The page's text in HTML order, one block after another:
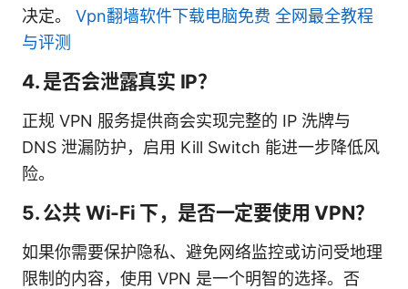
决定。 Vpn翻墙软件下载电脑免费 全网最全教程
与评测
4. 是否会泄露真实 IP？
正规 VPN 服务提供商会实现完整的 IP 洗牌与
DNS 泄漏防护，启用 Kill Switch 能进一步降低风
险。
5. 公共 Wi-Fi 下，是否一定要使用 VPN？
如果你需要保护隐私、避免网络监控或访问受地理
限制的内容，使用 VPN 是一个明智的选择。否